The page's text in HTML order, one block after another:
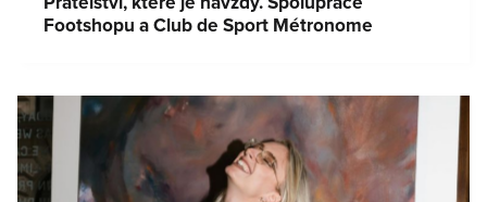
Footshopu a Club de Sport Métronome